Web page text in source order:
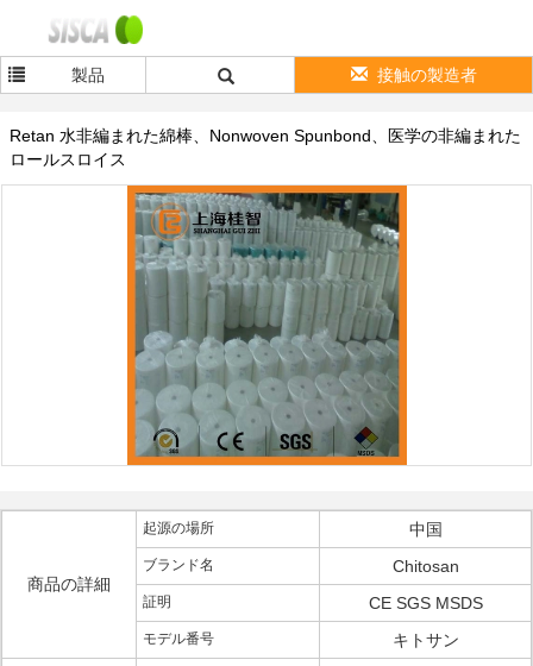
製品 接触の製造者
Retan 水非編まれた綿棒、Nonwoven Spunbond、医学の非編まれた
ロールスロイス
商品の詳細
起源の場所 中国
ブランド名 Chitosan
証明 CE SGS MSDS
モデル番号 キトサン